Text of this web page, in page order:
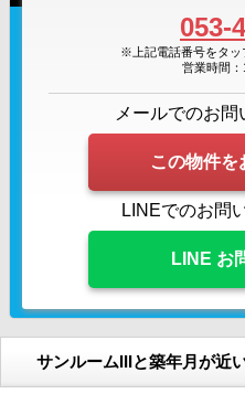
053-
※上記電話番号をタッ
営業時間
メールでのお
この物件を
LINEでのお問
LINE お
サンルームIIIと築年月が近